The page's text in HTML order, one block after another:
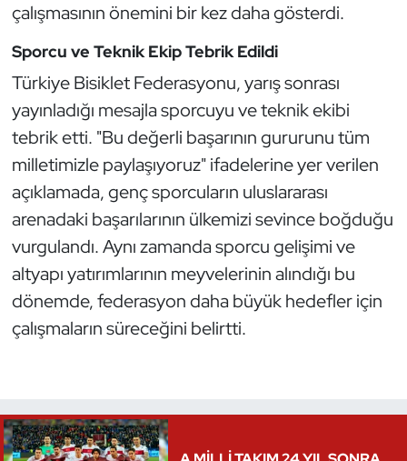
çalışmasının önemini bir kez daha gösterdi.
Sporcu ve Teknik Ekip Tebrik Edildi
Türkiye Bisiklet Federasyonu, yarış sonrası
yayınladığı mesajla sporcuyu ve teknik ekibi
tebrik etti. "Bu değerli başarının gururunu tüm
milletimizle paylaşıyoruz" ifadelerine yer verilen
açıklamada, genç sporcuların uluslararası
arenadaki başarılarının ülkemizi sevince boğduğu
vurgulandı. Aynı zamanda sporcu gelişimi ve
altyapı yatırımlarının meyvelerinin alındığı bu
dönemde, federasyon daha büyük hedefler için
çalışmaların süreceğini belirtti.
Oryantiring
Özel Sporcular
Paralimpik
Ragbi
Satranç
Su Topu
Tenis